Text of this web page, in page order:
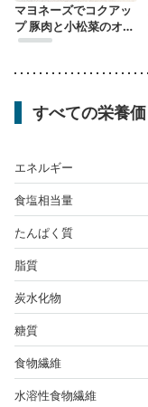
マヨネーズでコクアッ
プ 豚肉と小松菜のオイ
スター炒め
すべての栄養価
エネルギー
食塩相当量
たんぱく質
脂質
炭水化物
糖質
食物繊維
水溶性食物繊維